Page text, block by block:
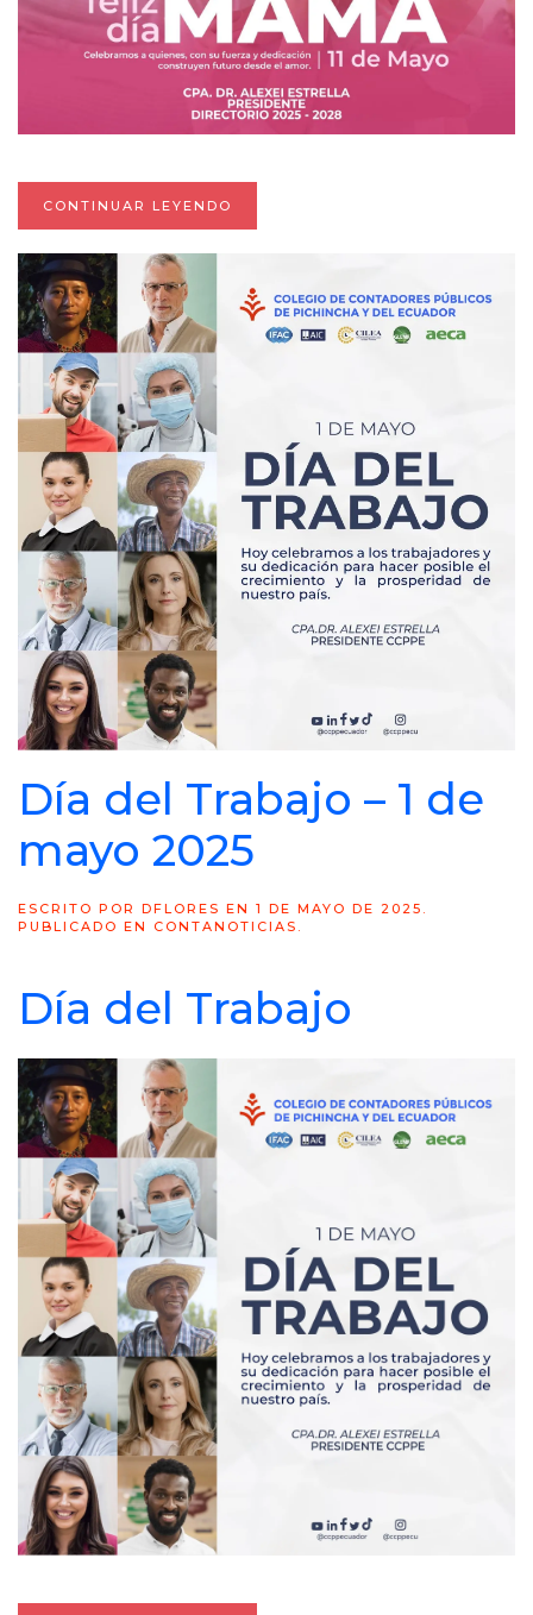
CONTINUAR LEYENDO
Día del Trabajo – 1 de
mayo 2025
ESCRITO POR DFLORES EN 1 DE MAYO DE 2025 .
PUBLICADO EN CONTANOTICIAS .
Día del Trabajo